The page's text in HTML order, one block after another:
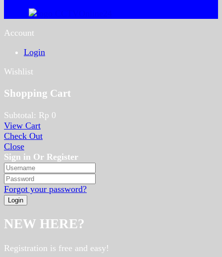
Account
Login
Wishlist
Shopping Cart
Subtotal: Rp 0
View Cart
Check Out
Close
Sign in Or Register
Forgot your password?
NEW HERE?
Registration is free and easy!